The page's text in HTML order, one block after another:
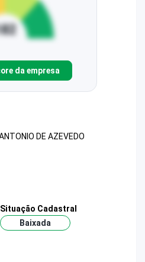
da empresa
DE AZEVEDO
Situação Cadastral
Baixada